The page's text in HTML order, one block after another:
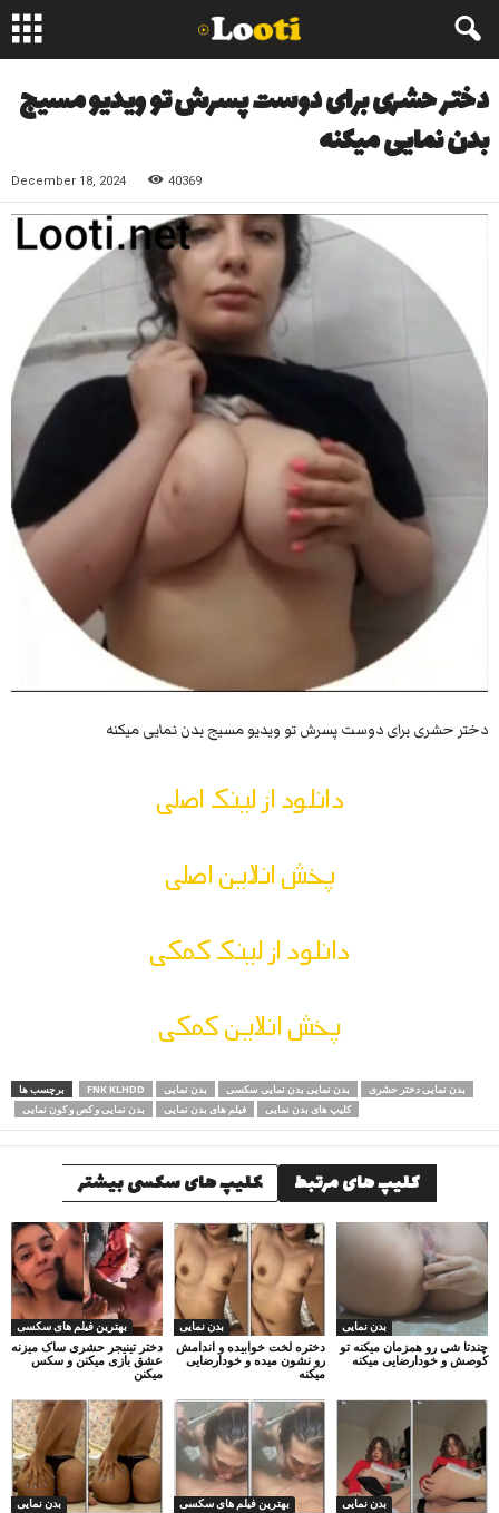
دختر حشری برای دوست پسرش تو ویدیو مسیج
بدن نمایی میکنه
December 18, 2024 40369
دختر حشری برای دوست پسرش تو ویدیو مسیج بدن نمایی میکنه
دانلود از لینک اصلی
پخش انلاین اصلی
دانلود از لینک کمکی
پخش انلاین کمکی
برچسب ها FNK KLHDD بدن نمایی بدن نمایی بدن نمایی سکسی
بدن نمایی دختر حشری
بدن نمایی و کص و کون نمایی
فیلم های بدن نمایی کلیپ های بدن نمایی
کلیپ های مرتبط کلیپ های سکسی بیشتر
بهترین فیلم های سکسی
دختر تینیجر حشری ساک میزنه
عشق بازی میکنن و سکس
میکنن
بدن نمایی
دختره لخت خوابیده و اندامش
رو نشون میده و خودارضایی
میکنه
بدن نمایی
چندتا شی رو همزمان میکنه تو
کوصش و خودارضایی میکنه
بدن نمایی بهترین فیلم های سکسی بدن نمایی